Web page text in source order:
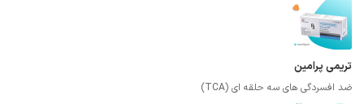
تریمی پرامین
ضد افسردگی های سه حلقه ای (TCA)